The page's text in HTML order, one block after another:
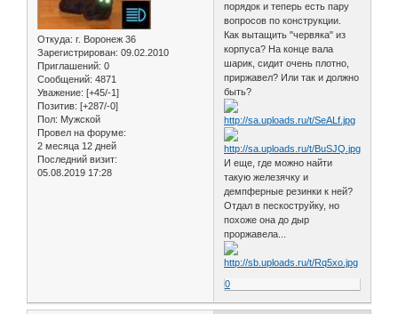
Откуда: г. Воронеж 36
Зарегистрирован: 09.02.2010
Приглашений: 0
Сообщений: 4871
Уважение: [+45/-1]
Позитив: [+287/-0]
Пол: Мужской
Провел на форуме:
2 месяца 12 дней
Последний визит:
05.08.2019 17:28
порядок и теперь есть пару
вопросов по конструкции.
Как вытащить "червяка" из
корпуса? На конце вала
шарик, сидит очень плотно,
приржавел? Или так и должно
быть?
И еще, где можно найти
такую железячку и
демпферные резинки к ней?
Отдал в пескоструйку, но
похоже она до дыр
проржавела...
0